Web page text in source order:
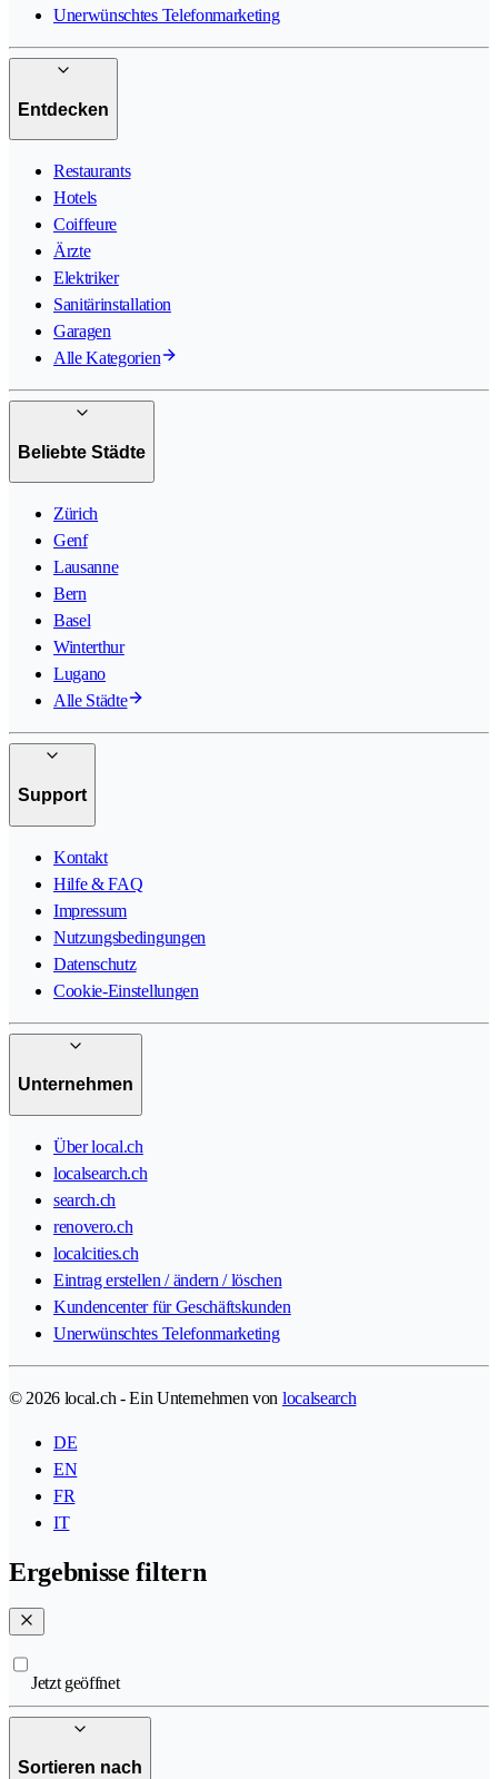
Unerwünschtes Telefonmarketing
Entdecken
Restaurants
Hotels
Coiffeure
Ärzte
Elektriker
Sanitärinstallation
Garagen
Alle Kategorien
Beliebte Städte
Zürich
Genf
Lausanne
Bern
Basel
Winterthur
Lugano
Alle Städte
Support
Kontakt
Hilfe & FAQ
Impressum
Nutzungsbedingungen
Datenschutz
Cookie-Einstellungen
Unternehmen
Über local.ch
localsearch.ch
search.ch
renovero.ch
localcities.ch
Eintrag erstellen / ändern / löschen
Kundencenter für Geschäftskunden
Unerwünschtes Telefonmarketing
© 2026 local.ch - Ein Unternehmen von localsearch
DE
EN
FR
IT
Ergebnisse filtern
Jetzt geöffnet
Sortieren nach